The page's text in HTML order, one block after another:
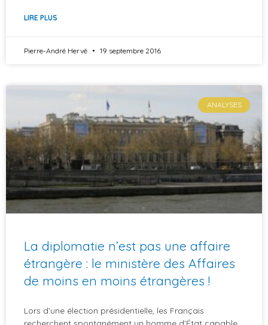
LIRE PLUS
Pierre-André Hervé 19 septembre 2016
ANALYSES
La diplomatie n’est pas une affaire
étrangère : le ministère des Affaires
de moins en moins étrangères !
Lors d’une élection présidentielle, les Français